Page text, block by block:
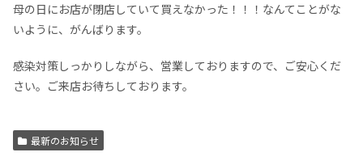
母の日にお店が閉店していて買えなかった！！！なんてことがな
いように、がんばります。
感染対策しっかりしながら、営業しておりますので、ご安心くだ
さい。ご来店お待ちしております。
最新のお知らせ